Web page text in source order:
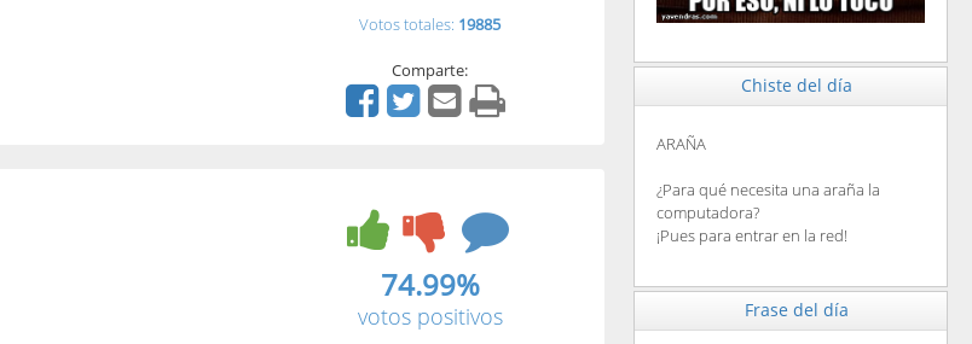
Votos totales: 19885
Comparte:
74.99%
votos positivos
Chiste del día
ARAÑA
¿Para qué necesita una araña la
computadora?
¡Pues para entrar en la red!
Frase del día